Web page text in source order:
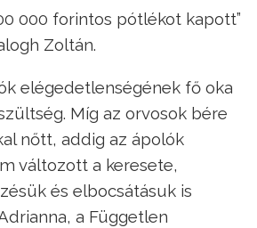
000 forintos pótlékot kapott”
Zoltán.
elégedetlenségének fő oka
Míg az orvosok bére
nőtt, addig az ápolók
változott a keresete,
és elbocsátásuk is
a Független